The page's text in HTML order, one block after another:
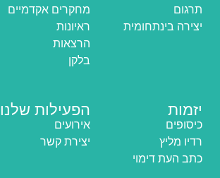
תרגום
יצירה בינתחומית
מחקרים אקדמיים
ראיונות
הרצאות
בלקן
יזמות
כיסופים
רדיו מליץ
כתב העת דימוי
הפעילות שלנו
אירועים
יצירת קשר